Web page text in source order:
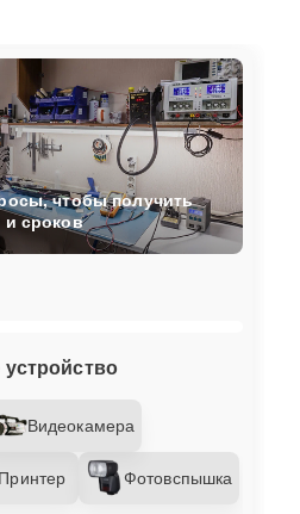
Видеокамера
Принтер Фотовспышка
чтобы получить
и сроков